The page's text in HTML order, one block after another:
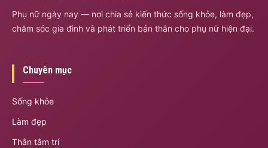
Phụ nữ ngày nay — nơi chia sẻ kiến thức sống khỏe, làm đẹp,
chăm sóc gia đình và phát triển bản thân cho phụ nữ hiện đại.
Chuyên mục
Sống khỏe
Làm đẹp
Thân tâm trí